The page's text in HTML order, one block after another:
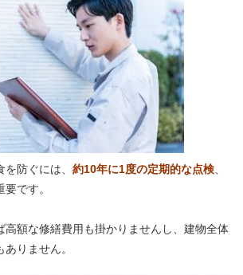
防ぐには、 約10年に1度の定期的な点検
です。
高額な修繕費用も掛かりませんし、建物全体
りません。